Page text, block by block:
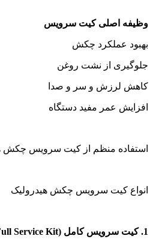
وظیفه اصلی کیت سرویس
بهبود عملکرد چکش
جلوگیری از نشت روغن
کاهش لرزش و سر و صدا
افزایش عمر مفید دستگاه
استفاده منظم از کیت سرویس چکش
انواع کیت سرویس چکش هیدرولیک
1. کیت سرویس کامل (
Service Kit